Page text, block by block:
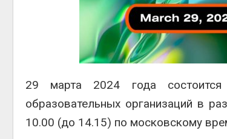
29 марта 2024 года
образовательных организаций в
10.00 (до 14.15) по московскому